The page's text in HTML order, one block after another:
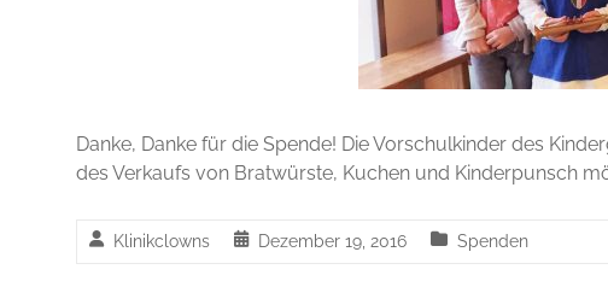
Danke, Danke für die Spende! Die Vorschulkinder des
des Verkaufs von Bratwürste, Kuchen und Kinderpunsch
Klinikclowns Dezember 19, 2016 Spenden